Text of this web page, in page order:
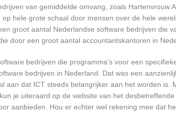
van gemiddelde omvang, zoals Hartenvrouw
hele grote schaal door mensen over de hele
groot aantal Nederlandse software bedrijven die
door een groot aantal accountantskantoren in
bedrijven die programma’s voor een
bedrijven in Nederland. Dat was een
aan dat ICT steeds belangrijker aan het worden
je uiteraard op de website van het
aanbieden. Hou er echter wel rekening mee dat